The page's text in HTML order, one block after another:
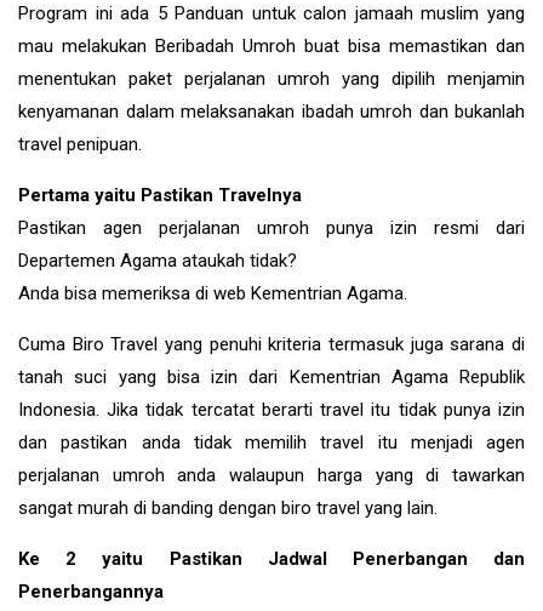
Program ini ada 5 Panduan untuk calon jamaah muslim yang
mau melakukan Beribadah Umroh buat bisa memastikan dan
menentukan paket perjalanan umroh yang dipilih menjamin
kenyamanan dalam melaksanakan ibadah umroh dan bukanlah
travel penipuan.
Pertama yaitu Pastikan Travelnya
Pastikan agen perjalanan umroh punya izin resmi dari
Departemen Agama ataukah tidak?
Anda bisa memeriksa di web Kementrian Agama.
Cuma Biro Travel yang penuhi kriteria termasuk juga sarana di
tanah suci yang bisa izin dari Kementrian Agama Republik
Indonesia. Jika tidak tercatat berarti travel itu tidak punya izin
dan pastikan anda tidak memilih travel itu menjadi agen
perjalanan umroh anda walaupun harga yang di tawarkan
sangat murah di banding dengan biro travel yang lain.
Ke 2 yaitu Pastikan Jadwal Penerbangan dan
Penerbangannya